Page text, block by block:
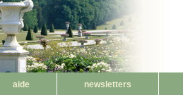
aide
newsletters